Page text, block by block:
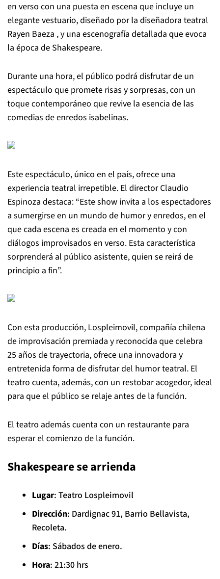
en verso con una puesta en escena que incluye un
elegante vestuario, diseñado por la diseñadora teatral
Rayen Baeza , y una escenografía detallada que evoca
la época de Shakespeare.
Durante una hora, el público podrá disfrutar de un
espectáculo que promete risas y sorpresas, con un
toque contemporáneo que revive la esencia de las
comedias de enredos isabelinas.
Este espectáculo, único en el país, ofrece una
experiencia teatral irrepetible. El director Claudio
Espinoza destaca: “Este show invita a los espectadores
a sumergirse en un mundo de humor y enredos, en el
que cada escena es creada en el momento y con
diálogos improvisados en verso. Esta característica
sorprenderá al público asistente, quien se reirá de
principio a fin”.
Con esta producción, Lospleimovil, compañía chilena
de improvisación premiada y reconocida que celebra
25 años de trayectoria, ofrece una innovadora y
entretenida forma de disfrutar del humor teatral. El
teatro cuenta, además, con un restobar acogedor, ideal
para que el público se relaje antes de la función.
El teatro además cuenta con un restaurante para
esperar el comienzo de la función.
Shakespeare se arrienda
Lugar: Teatro Lospleimovil
Dirección: Dardignac 91, Barrio Bellavista,
Recoleta.
Días: Sábados de enero.
Hora: 21:30 hrs